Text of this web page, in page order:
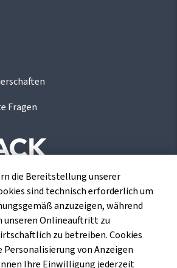
Fragen
GmbH ist ein
für die europäischen
GmbH
die Bereitstellung unserer
sind technisch erforderlich um
anzuzeigen, während
unseren Onlineauftritt zu
zu betreiben. Cookies
Personalisierung von Anzeigen
Ihre Einwilligung jederzeit